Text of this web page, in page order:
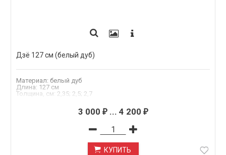
Дзё 127 см (белый дуб)
Материал: белый дуб
Длина: 127 см
Толщина, см: 2,35; 2,5; 2,7
2,35, 2,5, 2,73 000 ₽... 4 200 ₽
КУПИТЬ